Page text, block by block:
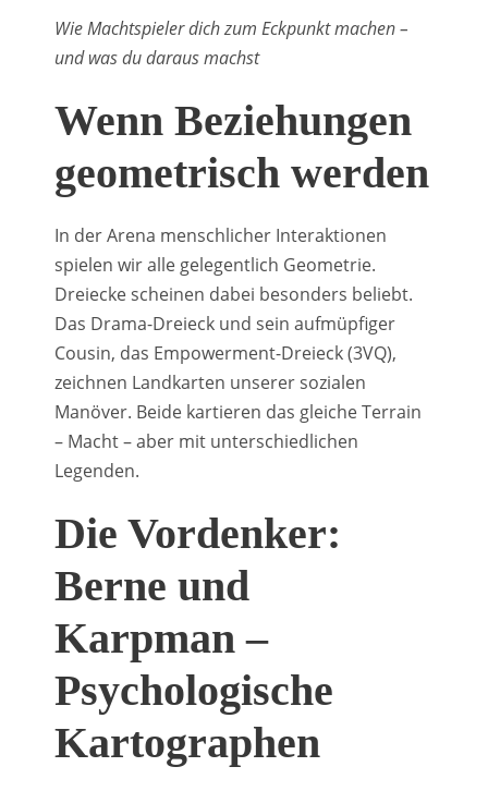
Wie Machtspieler dich zum Eckpunkt machen –
und was du daraus machst
Wenn Beziehungen
geometrisch werden
In der Arena menschlicher Interaktionen
spielen wir alle gelegentlich Geometrie.
Dreiecke scheinen dabei besonders beliebt.
Das Drama-Dreieck und sein aufmüpfiger
Cousin, das Empowerment-Dreieck (3VQ),
zeichnen Landkarten unserer sozialen
Manöver. Beide kartieren das gleiche Terrain
– Macht – aber mit unterschiedlichen
Legenden.
Die Vordenker:
Berne und
Karpman –
Psychologische
Kartographen